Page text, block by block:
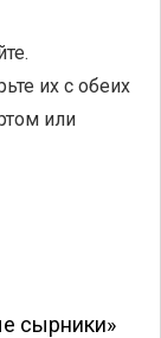
их с обеих
или
сырники»